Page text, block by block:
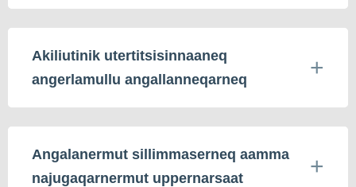
Akiliutinik utertitsisinnaaneq
angerlamullu angallanneqarneq
Angalanermut sillimmaserneq aamma
najugaqarnermut uppernarsaat